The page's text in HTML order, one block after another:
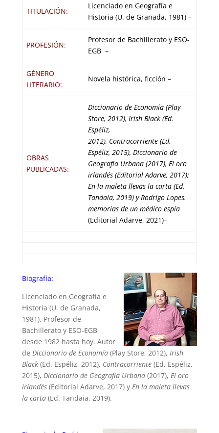
TITULACIÓN:
Licenciado en Geografía e
Historia (U. de Granada, 1981) –
PROFESIÓN:
Profesor de Bachillerato y ESO-
EGB –
GÉNERO
LITERARIO:
Novela histórica, ficción –
OBRAS
PUBLICADAS:
Diccionario de Economía (Play
Store, 2012), Irish Black (Ed.
Espéliz,
2012), Contracorriente (Ed.
Espéliz, 2015), Diccionario de
Geografía Urbana (2017), El oro
irlandés (Editorial Adarve, 2017);
En la maleta llevas la carta (Ed.
Tandaia, 2019) y Rodrigo Lopes.
memorias de un médico espía
(Editorial Adarve, 2021)–
Biografía:
Licenciado en Geografía e
Historia (U. de Granada,
1981). Profesor de
Bachillerato y ESO-EGB
desde 1982 hasta hoy. Autor
de Diccionario de Economía(Play Store, 2012), Irish
Black(Ed. Espéliz, 2012), Contracorriente(Ed. Espéliz,
2015), Diccionario de Geografía Urbana(2017), El oro
irlandés(Editorial Adarve, 2017) y En la maleta llevas
la carta(Ed. Tandaia, 2019).